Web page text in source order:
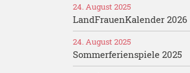
LandFrauenKalender 2026
24. August 2025
Sommerferienspiele 2025
24. August 2025